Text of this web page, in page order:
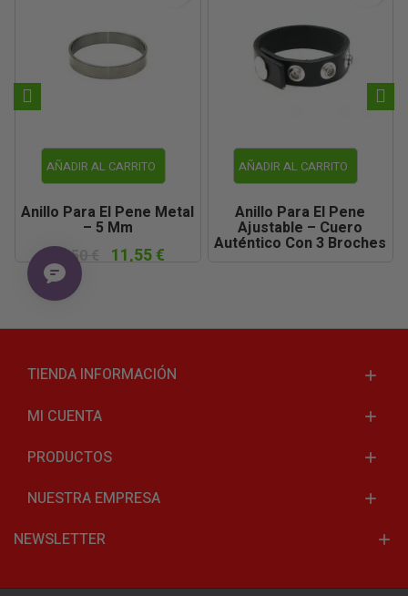
AÑADIR AL CARRITO
Anillo Para El Pene Metal
– 5 Mm
16,50 €
11,55 €
AÑADIR AL CARRITO
Anillo Para El Pene
Ajustable – Cuero
Auténtico Con 3 Broches
TIENDA INFORMACIÓN
MI CUENTA
PRODUCTOS
NUESTRA EMPRESA
NEWSLETTER